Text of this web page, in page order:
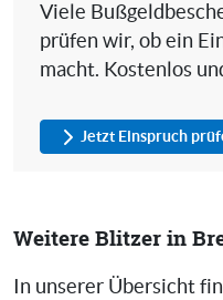
Viele
prüfen wir, ob ein
macht. Kostenlos
Jetzt Einspruch
Weitere Blitzer in
In unserer Übersicht